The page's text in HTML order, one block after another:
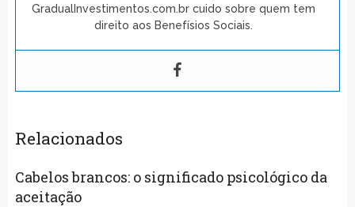
GradualInvestimentos.com.br cuido sobre quem tem
direito aos Benefísios Sociais.
Relacionados
Cabelos brancos: o significado psicológico da
aceitação